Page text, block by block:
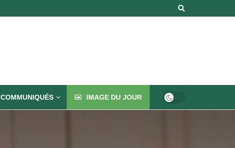
COMMUNIQUÉS IMAGE DU JOUR